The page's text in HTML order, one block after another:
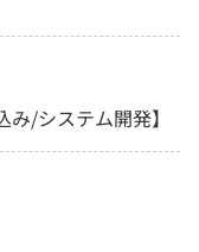
/システム開発】